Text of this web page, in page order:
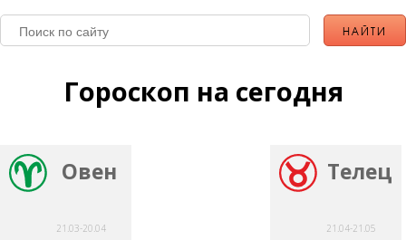
Гороскоп на сегодня
Овен
21.03-20.04
Телец
21.04-21.05